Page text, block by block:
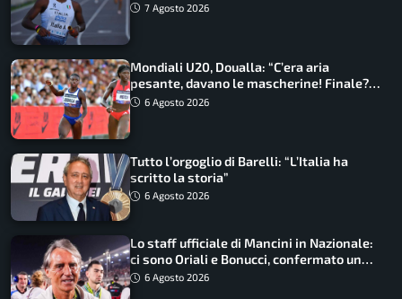
7 Agosto 2026
Mondiali U20, Doualla: “C’era aria
pesante, davano le mascherine! Finale?
Non ho nulla da perdere”
6 Agosto 2026
Tutto l’orgoglio di Barelli: “L’Italia ha
scritto la storia”
6 Agosto 2026
Lo staff ufficiale di Mancini in Nazionale:
ci sono Oriali e Bonucci, confermato un
ritorno
6 Agosto 2026